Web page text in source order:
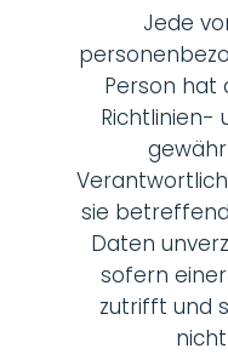
Jede
Person hat
Richtlinien-
sie
Daten
sofern
zutrifft und